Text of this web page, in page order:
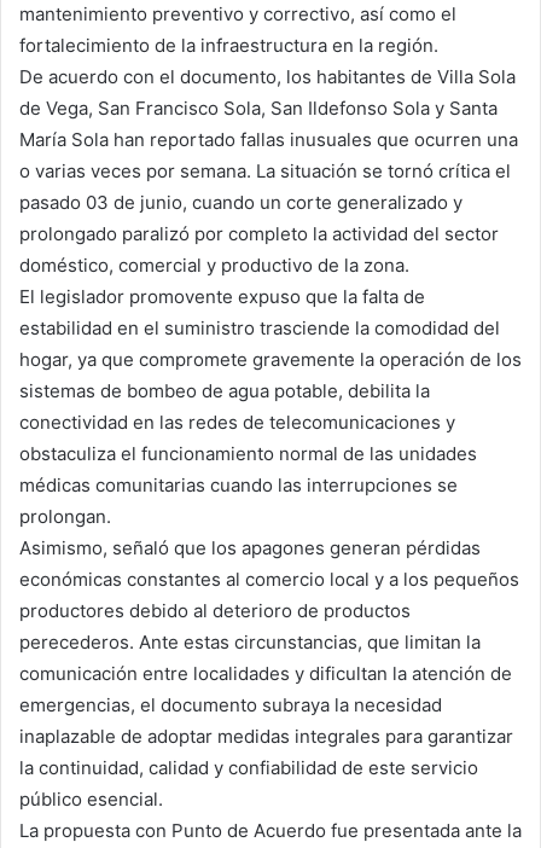
mantenimiento preventivo y correctivo, así como el
fortalecimiento de la infraestructura en la región.
De acuerdo con el documento, los habitantes de Villa Sola
de Vega, San Francisco Sola, San Ildefonso Sola y Santa
María Sola han reportado fallas inusuales que ocurren una
o varias veces por semana. La situación se tornó crítica el
pasado 03 de junio, cuando un corte generalizado y
prolongado paralizó por completo la actividad del sector
doméstico, comercial y productivo de la zona.
El legislador promovente expuso que la falta de
estabilidad en el suministro trasciende la comodidad del
hogar, ya que compromete gravemente la operación de los
sistemas de bombeo de agua potable, debilita la
conectividad en las redes de telecomunicaciones y
obstaculiza el funcionamiento normal de las unidades
médicas comunitarias cuando las interrupciones se
prolongan.
Asimismo, señaló que los apagones generan pérdidas
económicas constantes al comercio local y a los pequeños
productores debido al deterioro de productos
perecederos. Ante estas circunstancias, que limitan la
comunicación entre localidades y dificultan la atención de
emergencias, el documento subraya la necesidad
inaplazable de adoptar medidas integrales para garantizar
la continuidad, calidad y confiabilidad de este servicio
público esencial.
La propuesta con Punto de Acuerdo fue presentada ante la